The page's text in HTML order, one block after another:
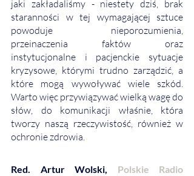
jaki zakładaliśmy - niestety dziś, brak
staranności w tej wymagającej sztuce
powoduje nieporozumienia,
przeinaczenia faktów oraz
instytucjonalne i pacjenckie sytuacje
kryzysowe, którymi trudno zarządzić, a
które mogą wywoływać wiele szkód.
Warto więc przywiązywać wielką wagę do
słów, do komunikacji właśnie, która
tworzy naszą rzeczywistość, również w
ochronie zdrowia.
Red. Artur Wolski, Polskie Radio